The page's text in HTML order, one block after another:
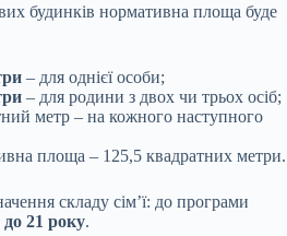
будинків нормативна площа буде
– для однієї особи;
– для родини з двох чи трьох осіб;
метр – на кожного наступного
площа – 125,5 квадратних метри.
складу сім’ї: до програми
до 21 року.